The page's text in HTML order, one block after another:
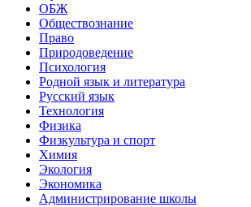
ОБЖ
Обществознание
Право
Природоведение
Психология
Родной язык и литература
Русский язык
Технология
Физика
Физкультура и спорт
Химия
Экология
Экономика
Администрирование школы